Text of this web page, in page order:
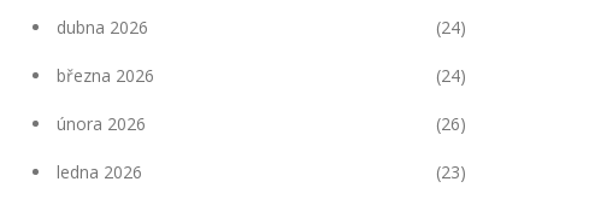
dubna 2026 (24)
března 2026 (24)
února 2026 (26)
ledna 2026 (23)